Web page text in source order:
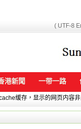
( UTF-8
港新聞 一带一路
缓存，显示的网页内容非